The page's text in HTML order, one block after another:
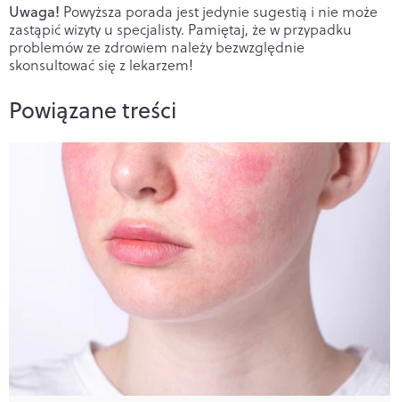
Uwaga! Powyższa porada jest jedynie sugestią i nie może
zastąpić wizyty u specjalisty. Pamiętaj, że w przypadku
problemów ze zdrowiem należy bezwzględnie
skonsultować się z lekarzem!
Powiązane treści